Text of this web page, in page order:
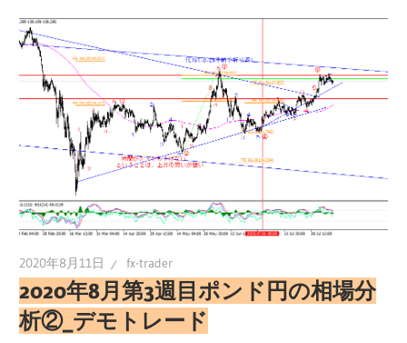
2020年8月11日 fx-trader
2020年8月第3週目ポンド円の相場分
析②_デモトレード